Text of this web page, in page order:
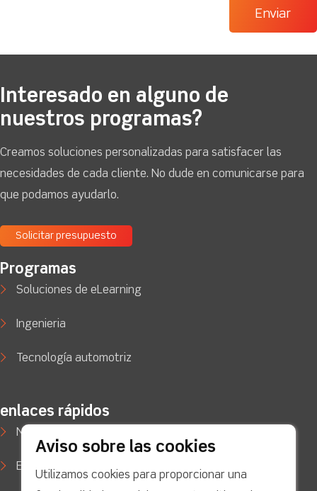
Interesado en alguno de
nuestros programas?
Creamos soluciones personalizadas para satisfacer las
necesidades de cada cliente. No dude en comunicarse para
que podamos ayudarlo.
Solicitar presupuesto
Programas
Soluciones de eLearning
Ingenieria
Tecnología automotriz
enlaces rápidos
Noticias
Estudios de caso
Aviso sobre las cookies
Utilizamos cookies para proporcionar una